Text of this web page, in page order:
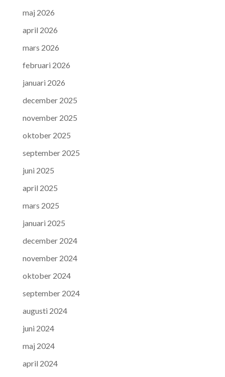
maj 2026
april 2026
mars 2026
februari 2026
januari 2026
december 2025
november 2025
oktober 2025
september 2025
juni 2025
april 2025
mars 2025
januari 2025
december 2024
november 2024
oktober 2024
september 2024
augusti 2024
juni 2024
maj 2024
april 2024